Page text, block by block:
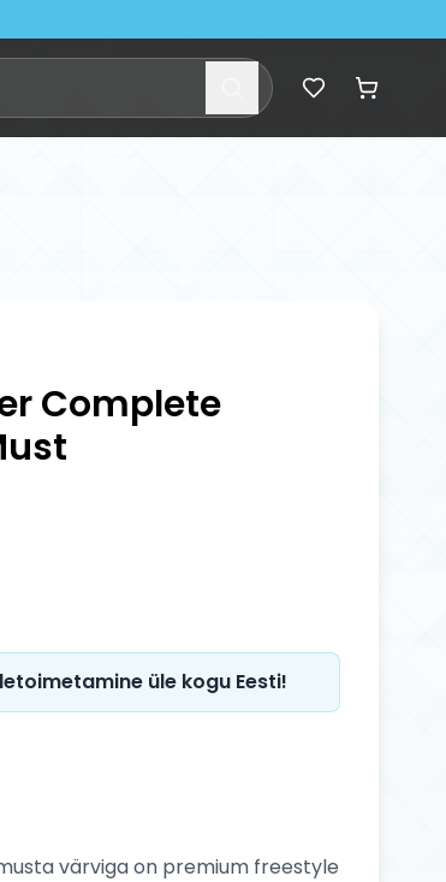
Complete
üle kogu Eesti!
värviga on premium freestyle